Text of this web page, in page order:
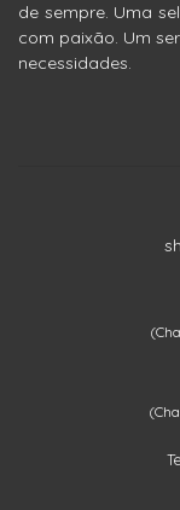
de sempre. Uma
com paixão. Um
necessidades.